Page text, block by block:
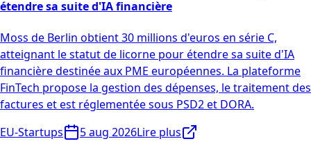
étendre sa suite d'IA financière
Moss de Berlin obtient 30 millions d'euros en série C,
atteignant le statut de licorne pour étendre sa suite d'IA
financière destinée aux PME européennes. La plateforme
FinTech propose la gestion des dépenses, le traitement des
factures et est réglementée sous PSD2 et DORA.
EU-Startups
5 aug 2026Lire plus